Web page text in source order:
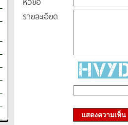
รายละเอียด
แสดงความเห็น